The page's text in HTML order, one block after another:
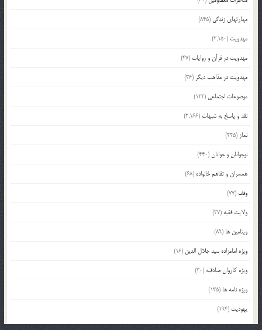
مهارتهای زندگی (845)
مهدویت (2,150)
مهدویت در قرآن و روایات (47)
مهدویت در مذاهب دیگر (36)
موضوعات اجتماعی (122)
نقد و پاسخ به شبهات (2,166)
نماز (225)
نوجوانان و جوانان(440)
همسران و تفاهم خانواده (68)
وقف (77)
ولایت فقیه (37)
ویتامین ها (89)
ویژه امامزاده سید جلال الدین (16)
ویژه کاروان صادقیه (30)
ویژه نامه ها (135)
یهودیت (194)